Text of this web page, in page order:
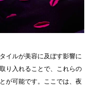
イルが美容に及ぼす影響に
り入れることで、これらの
が可能です。ここでは、夜